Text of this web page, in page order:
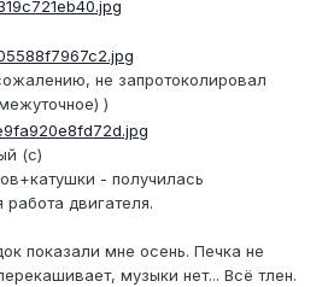
не запротоколировал
)
(с)
- получилась
работа двигателя.
показали мне осень. Печка не
музыки нет... Всё тлен.